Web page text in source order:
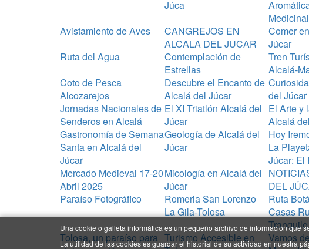
Júca
Avistamiento de Aves
CANGREJOS EN
ALCALA DEL JUCAR
Comer
Júcar
Ruta del Agua
Contemplación de
Estrellas
Tren
Alcalá-
Coto de Pesca
Alcozarejos
Descubre el Encanto de
Alcalá del Júcar
del Júcar
Jornadas Nacionales de
Senderos en Alcalá
El XI Triatlón Alcalá del
Júcar
El Arte y
Alcalá
Gastronomía de Semana
Santa en Alcalá del
Júcar
Geología de Alcalá del
Júcar
Hoy
La
Júcar: El
Mercado Medieval 17-20
Abril 2025
Micología en Alcalá del
Júcar
DEL
Paraíso Fotográfico
Romeria San Lorenzo
La Gila-Tolosa
Ruta
Casas
Tranquilo
Tolosa, un paraíso para Turismo Accesible en
Vamos
Una cookie o galleta informática es un pequeño archivo de información que
La utilidad de las cookies es guardar el historial de su actividad en nuestra